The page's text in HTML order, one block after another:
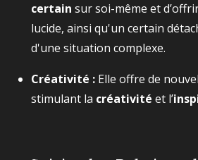
certain sur soi-même et
lucide, ainsi qu'un certain
d'une situation complexe.
Créativité : Elle offre de
stimulant la créativité et l’